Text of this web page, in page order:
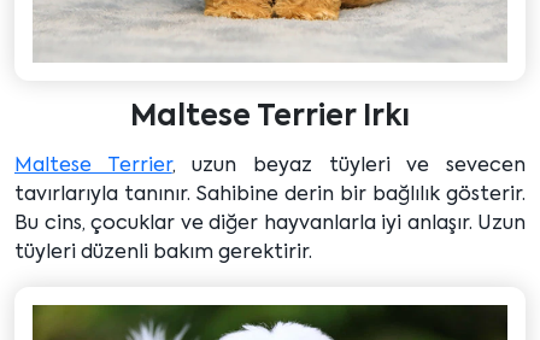
Maltese Terrier Irkı
Maltese Terrier, uzun beyaz tüyleri ve sevecen
tavırlarıyla tanınır. Sahibine derin bir bağlılık gösterir.
Bu cins, çocuklar ve diğer hayvanlarla iyi anlaşır. Uzun
tüyleri düzenli bakım gerektirir.